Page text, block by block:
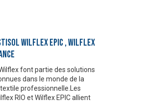
WILFLEX EPIC , WILFLEX
font partie des solutions
dans le monde de la
professionnelle.Les
RIO et Wilflex EPIC allient